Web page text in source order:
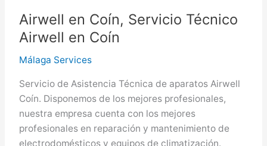
Airwell en Coín, Servicio Técnico
Airwell en Coín
Málaga Services
Servicio de Asistencia Técnica de aparatos Airwell
Coín. Disponemos de los mejores profesionales,
nuestra empresa cuenta con los mejores
profesionales en reparación y mantenimiento de
electrodomésticos y equipos de climatización.